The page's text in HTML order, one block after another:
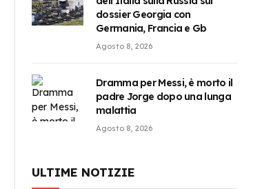
dossier Georgia con
Germania, Francia e Gb
Agosto 8, 2026
Dramma per Messi, è morto il
padre Jorge dopo una lunga
malattia
Agosto 8, 2026
ULTIME NOTIZIE